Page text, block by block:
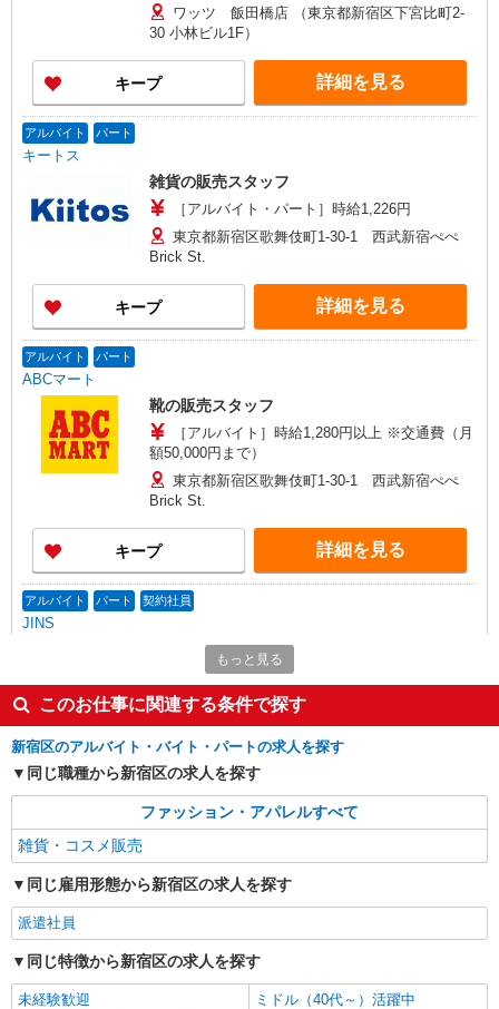
ワッツ 飯田橋店 （東京都新宿区下宮比町2-
30 小林ビル1F）
キープ 詳細を見る
アルバイト パート
キートス
雑貨の販売スタッフ
［アルバイト・パート］時給1,226円
東京都新宿区歌舞伎町1-30-1 西武新宿ぺぺ
Brick St.
キープ 詳細を見る
アルバイト パート
ABCマート
靴の販売スタッフ
［アルバイト］時給1,280円以上 ※交通費（月
額50,000円まで）
東京都新宿区歌舞伎町1-30-1 西武新宿ぺぺ
Brick St.
キープ 詳細を見る
アルバイト パート 契約社員
JINS
販売スタッフ
［アルバイト・パート］時給1,400円以上
東京都新宿区高田馬場1-35-3 BIGBOX高田馬
場
キープ
契約社員
パレット
セレクトショップ販売スタッフ
イム勤務で2ヶ月）：時給1,300円 ※経験・能力に
より優遇します。 ※正社員登用制度あり（6カ月
以降）
詳細を見る
もっと見る
このお仕事に関連する条件で探す
新宿区のアルバイト・バイト・パートの求人を探す
同じ職種から新宿区の求人を探す
ファッション・アパレルすべて
雑貨・コスメ販売
同じ雇用形態から新宿区の求人を探す
派遣社員
同じ特徴から新宿区の求人を探す
未経験歓迎
ミドル（40代～）活躍中